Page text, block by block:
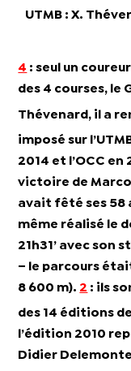
UTMB : X.
4 : seul un
des 4 courses, le
Thévenard , il a
imposé sur
2014 et l’OCC en
victoire de
avait fêté ses 58
même réalisé le
21h31’ avec son
– le parcours
8 600 m). 2 : ils
des 14 éditions de
l’édition 2010
Didier